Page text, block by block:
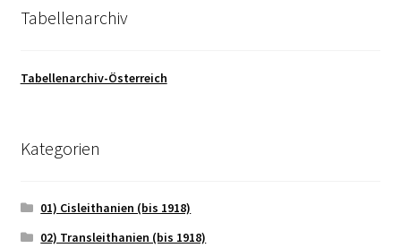
Tabellenarchiv
Tabellenarchiv-Österreich
Kategorien
01) Cisleithanien (bis 1918)
02) Transleithanien (bis 1918)